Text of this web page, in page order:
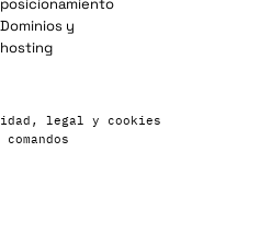
posicionamiento
Dominios y
hosting
legal y cookies